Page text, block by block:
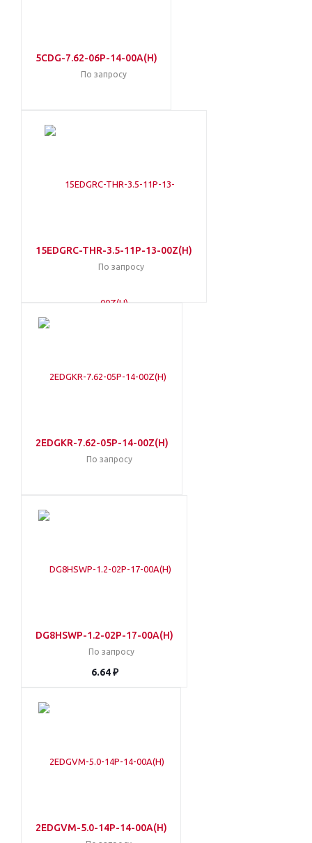
5CDG-7.62-06P-14-00A(H)
По запросу
15EDGRC-THR-3.5-11P-13-00Z(H)
По запросу
2EDGKR-7.62-05P-14-00Z(H)
По запросу
DG8HSWP-1.2-02P-17-00A(H)
По запросу
6.64 ₽
2EDGVM-5.0-14P-14-00A(H)